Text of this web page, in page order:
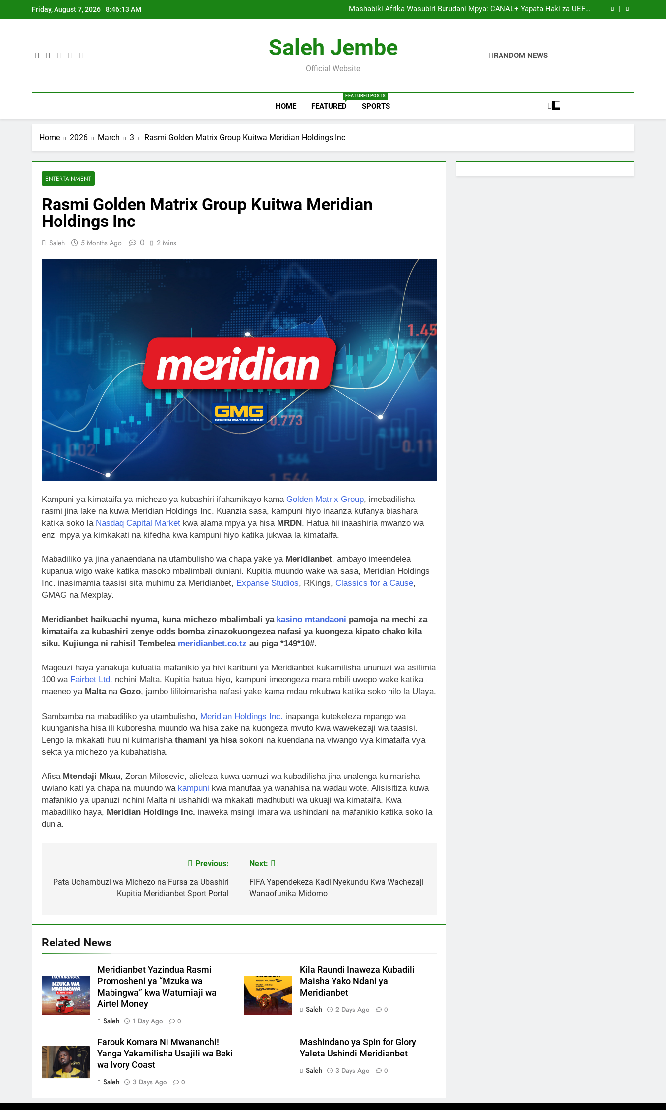
to
Friday, August 7, 2026 8:46:14 AM
Mashabiki Afrika Wasubiri Burudani Mpya: CANAL+ Yapata Haki za UEFA
Hadi 2031
UEFA Europa League Third qualifying round Leg 1 of 2
Mashabiki Afrika Wasubiri Burudani Mpya: CANAL+ Yapata Haki za UEFA
UEFA Europa League Third qualifying round Leg 1 of 2
Saleh Jembe
Official Website
RANDOM NEWS
HOME FEATURED
FEATURED POSTS
SPORTS
Home 2026 March 3 Rasmi Golden Matrix Group Kuitwa Meridian Holdings Inc
ENTERTAINMENT
Rasmi Golden Matrix Group Kuitwa Meridian
Holdings Inc
Saleh 5 Months Ago 0 2 Mins
Kampuni ya kimataifa ya michezo ya kubashiri ifahamikayo kama Golden Matrix Group, imebadilisha
rasmi jina lake na kuwa Meridian Holdings Inc. Kuanzia sasa, kampuni hiyo inaanza kufanya biashara
katika soko la Nasdaq Capital Market kwa alama mpya ya hisa MRDN. Hatua hii inaashiria mwanzo wa
enzi mpya ya kimkakati na kifedha kwa kampuni hiyo katika jukwaa la kimataifa.
Mabadiliko ya jina yanaendana na utambulisho wa chapa yake ya Meridianbet, ambayo imeendelea
kupanua wigo wake katika masoko mbalimbali duniani. Kupitia muundo wake wa sasa, Meridian Holdings
Inc. inasimamia taasisi sita muhimu za Meridianbet, Expanse Studios, RKings, Classics for a Cause,
GMAG na Mexplay.
Meridianbet haikuachi nyuma, kuna michezo mbalimbali ya kasino mtandaoni pamoja na mechi za
kimataifa za kubashiri zenye odds bomba zinazokuongezea nafasi ya kuongeza kipato chako kila
siku. Kujiunga ni rahisi! Tembelea meridianbet.co.tz au piga *149*10#.
Mageuzi haya yanakuja kufuatia mafanikio ya hivi karibuni ya Meridianbet kukamilisha ununuzi wa asilimia
100 wa Fairbet Ltd. nchini Malta. Kupitia hatua hiyo, kampuni imeongeza mara mbili uwepo wake katika
maeneo ya Maltana Gozo, jambo lililoimarisha nafasi yake kama mdau mkubwa katika soko hilo la Ulaya.
Sambamba na mabadiliko ya utambulisho, Meridian Holdings Inc. inapanga kutekeleza mpango wa
kuunganisha hisa ili kuboresha muundo wa hisa zake na kuongeza mvuto kwa wawekezaji wa taasisi.
Lengo la mkakati huu ni kuimarisha thamani ya hisasokoni na kuendana na viwango vya kimataifa vya
sekta ya michezo ya kubahatisha.
Afisa Mtendaji Mkuu, Zoran Milosevic, alieleza kuwa uamuzi wa kubadilisha jina unalenga kuimarisha
uwiano kati ya chapa na muundo wa kampuni kwa manufaa ya wanahisa na wadau wote. Alisisitiza kuwa
mafanikio ya upanuzi nchini Malta ni ushahidi wa mkakati madhubuti wa ukuaji wa kimataifa. Kwa
mabadiliko haya, Meridian Holdings Inc. inaweka msingi imara wa ushindani na mafanikio katika soko la
dunia.
navigation
Previous:
Pata Uchambuzi wa Michezo na Fursa za Ubashiri
Kupitia Meridianbet Sport Portal
Next:
FIFA Yapendekeza Kadi Nyekundu Kwa Wachezaji
Wanaofunika Midomo
Related News
Meridianbet Yazindua Rasmi
Promosheni ya “Mzuka wa
Mabingwa” kwa Watumiaji wa
Airtel Money
Saleh
1 Day Ago 0
Kila Raundi Inaweza Kubadili
Maisha Yako Ndani ya
Meridianbet
Saleh
2 Days Ago 0
Farouk Komara Ni Mwananchi!
Yanga Yakamilisha Usajili wa Beki
wa Ivory Coast
Saleh
3 Days Ago 0
Mashindano ya Spin for Glory
Yaleta Ushindi Meridianbet
Saleh
3 Days Ago 0